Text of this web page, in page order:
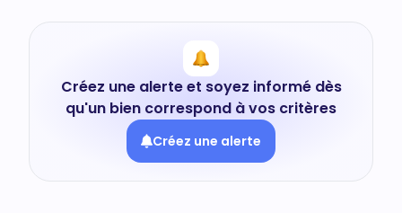
Créez une alerte et soyez informé dès
qu'un bien correspond à vos critères
Créez une alerte